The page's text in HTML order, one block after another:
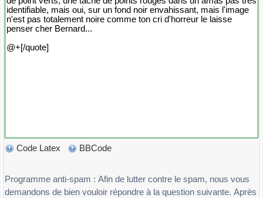
Code Latex BBCode
Programme anti-spam : Afin de lutter contre le spam, nous vous
demandons de bien vouloir répondre à la question suivante. Après